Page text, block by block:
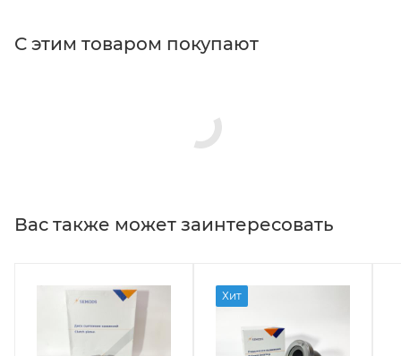
С этим товаром покупают
Вас также может заинтересовать
Хит